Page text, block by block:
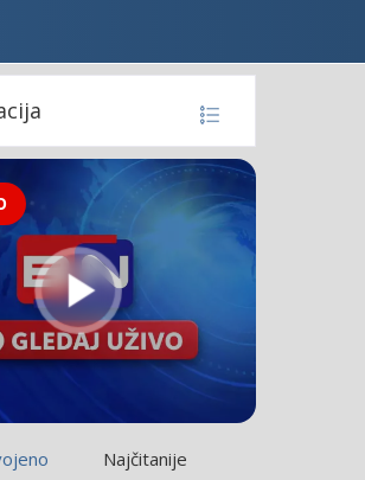
Najčitanije